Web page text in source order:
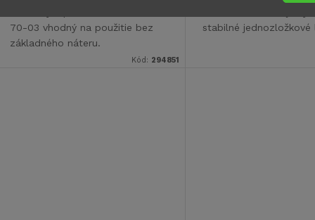
70-03 vhodný na použitie bez
základného náteru.
Kód: 294851
stabilné jednozložkové